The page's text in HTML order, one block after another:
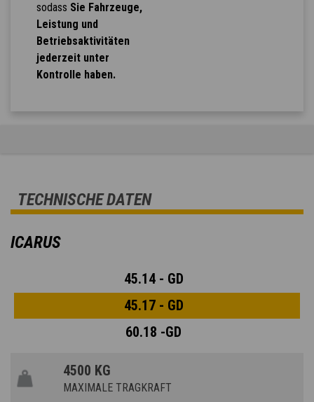
sodass Sie Fahrzeuge,
Leistung und
Betriebsaktivitäten
jederzeit unter
Kontrolle haben.
TECHNISCHE DATEN
ICARUS
45.14 - GD
45.17 - GD
60.18 -GD
4500 KG
MAXIMALE TRAGKRAFT